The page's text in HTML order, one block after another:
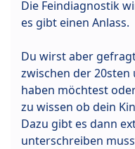
Die Feindiagnostik
es gibt einen Anlass.
Du wirst aber
zwischen der 20sten
haben möchtest
zu wissen ob dein
Dazu gibt es dann
unterschreiben